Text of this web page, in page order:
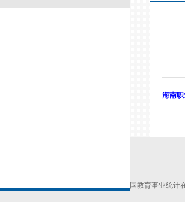
海南
全国教育事业统计